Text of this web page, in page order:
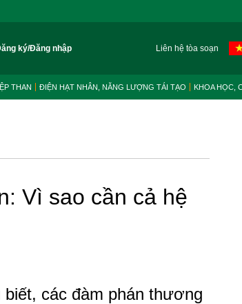
ký/Đăng nhập Liên hệ tòa soạn
THAN ĐIỆN HẠT NHÂN, NĂNG LƯỢNG TÁI TẠO KHOA HỌC,
Vì sao cần cả hệ
các đàm phán thương